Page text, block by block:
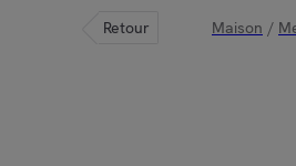
Retour Maison /